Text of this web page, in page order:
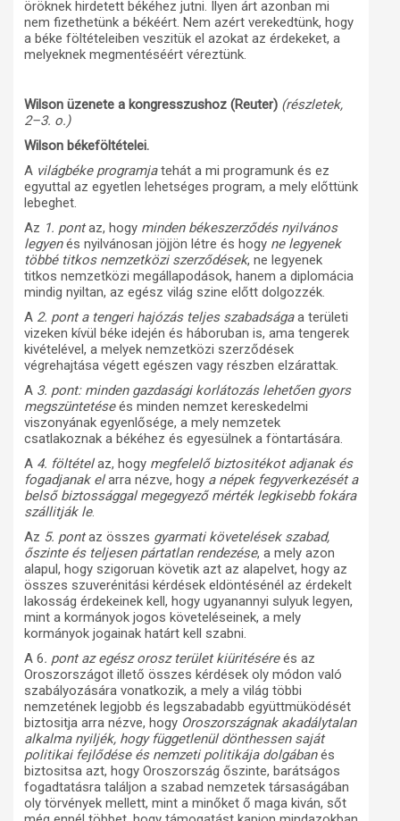
öröknek hirdetett békéhez jutni. Ilyen árt azonban mi
nem fizethetünk a békéért. Nem azért verekedtünk, hogy
a béke föltételeiben veszitük el azokat az érdekeket, a
melyeknek megmentéséért véreztünk.
Wilson üzenete a kongresszushoz (Reuter) (részletek,
2–3. o.)
Wilson békeföltételei.
A világbéke programjatehát a mi programunk és ez
egyuttal az egyetlen lehetséges program, a mely előttünk
lebeghet.
Az 1. pontaz, hogy minden békeszerződés nyilvános
legyenés nyilvánosan jöjjön létre és hogy ne legyenek
többé titkos nemzetközi szerződések, ne legyenek
titkos nemzetközi megállapodások, hanem a diplomácia
mindig nyiltan, az egész világ szine előtt dolgozzék.
A 2. pont a tengeri hajózás teljes szabadságaa területi
vizeken kívül béke idején és háboruban is, ama tengerek
kivételével, a melyek nemzetközi szerződések
végrehajtása végett egészen vagy részben elzárattak.
A 3. pont: minden gazdasági korlátozás lehetően gyors
megszüntetéseés minden nemzet kereskedelmi
viszonyának egyenlősége, a mely nemzetek
csatlakoznak a békéhez és egyesülnek a föntartására.
A 4. föltételaz, hogy megfelelő biztositékot adjanak és
fogadjanak elarra nézve, hogy a népek fegyverkezését a
belső biztossággal megegyező mérték legkisebb fokára
szállitják le.
Az 5. pontaz összes gyarmati követelések szabad,
őszinte és teljesen pártatlan rendezése, a mely azon
alapul, hogy szigoruan követik azt az alapelvet, hogy az
összes szuverénitási kérdések eldöntésénél az érdekelt
lakosság érdekeinek kell, hogy ugyanannyi sulyuk legyen,
mint a kormányok jogos követeléseinek, a mely
kormányok jogainak határt kell szabni.
A 6. pont az egész orosz terület kiüritéséreés az
Oroszországot illető összes kérdések oly módon való
szabályozására vonatkozik, a mely a világ többi
nemzetének legjobb és legszabadabb együttmüködését
biztositja arra nézve, hogy Oroszországnak akadálytalan
alkalma nyiljék, hogy függetlenül dönthessen saját
politikai fejlődése és nemzeti politikája dolgábanés
biztositsa azt, hogy Oroszország őszinte, barátságos
fogadtatásra találjon a szabad nemzetek társaságában
oly törvények mellett, mint a minőket ő maga kiván, sőt